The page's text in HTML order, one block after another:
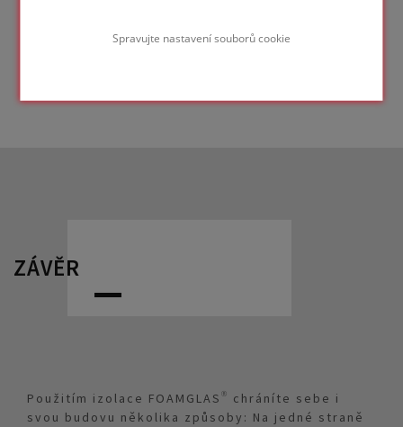
Spravujte nastavení souborů cookie
ZÁVĚR
Použitím izolace FOAMGLAS® chráníte sebe i
svou budovu několika způsoby: Na jedné straně